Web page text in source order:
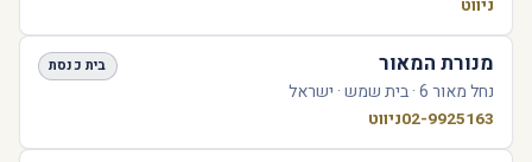
ניווט
מנורת המאור בית כנסת
נחל מאור 6 · בית שמש · ישראל
02-9925163ניווט